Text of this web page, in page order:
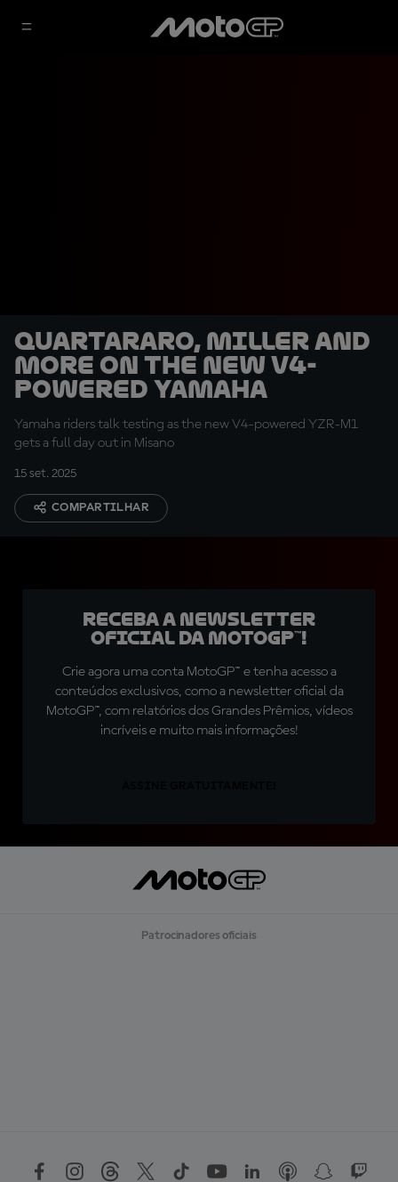
Quartararo, Miller and
more on the new V4-
powered Yamaha
Yamaha riders talk testing as the new V4-powered YZR-M1
gets a full day out in Misano
15 set. 2025
COMPARTILHAR
Receba a newsletter
oficial da MotoGP™!
Crie agora uma conta MotoGP™ e tenha acesso a
conteúdos exclusivos, como a newsletter oficial da
MotoGP™, com relatórios dos Grandes Prêmios, vídeos
incríveis e muito mais informações!
Patrocinadores oficiais